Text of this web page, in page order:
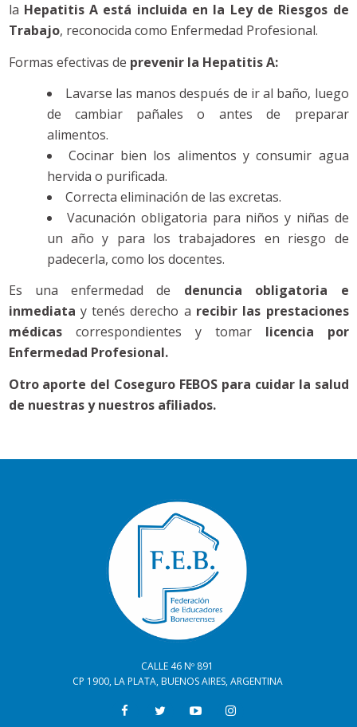
la Hepatitis A está incluida en la Ley de Riesgos de
Trabajo, reconocida como Enfermedad Profesional.
Formas efectivas de prevenir la Hepatitis A:
Lavarse las manos después de ir al baño, luego
de cambiar pañales o antes de preparar
alimentos.
Cocinar bien los alimentos y consumir agua
hervida o purificada.
Correcta eliminación de las excretas.
Vacunación obligatoria para niños y niñas de
un año y para los trabajadores en riesgo de
padecerla, como los docentes.
Es una enfermedad de denuncia obligatoria e
inmediata y tenés derecho a recibir las prestaciones
médicascorrespondientes y tomar licencia por
Enfermedad Profesional.
Otro aporte del Coseguro FEBOS para cuidar la salud
de nuestras y nuestros afiliados.
CALLE 46 Nº 891
CP 1900, LA PLATA, BUENOS AIRES, ARGENTINA